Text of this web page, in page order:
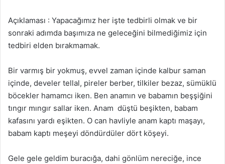
Açıklaması : Yapacağımız her işte tedbirli olmak ve bir
sonraki adımda başımıza ne geleceğini bilmediğimiz için
tedbiri elden bırakmamak.
Bir varmış bir yokmuş, evvel zaman içinde kalbur saman
içinde, develer tellal, pireler berber, tilkiler bezaz, sümüklü
böcekler hamamcı iken. Ben anamın ve babamın beşşiğini
tıngır mıngır sallar iken. Anam düştü beşikten, babam
kafasını yardı eşikten. O can havliyle anam kaptı maşayı,
babam kaptı meşeyi döndürdüler dört köşeyi.
Gele gele geldim buracığa, dahi gönlüm nereciğe, ince